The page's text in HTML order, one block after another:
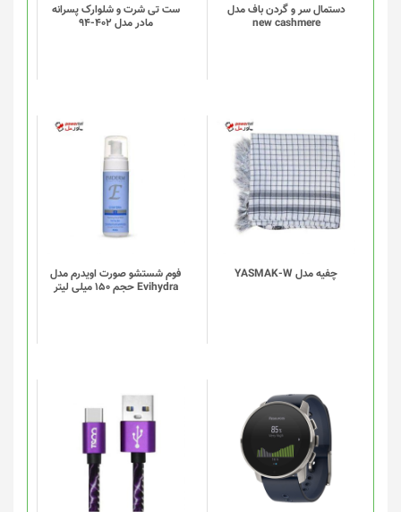
دستمال سر و گردن باف مدل
new cashmere
ست تی شرت و شلوارک پسرانه
مادر مدل 402-94
چفیه مدل YASMAK-W
فوم شستشو صورت اویدرم مدل
Evihydra حجم 150 میلی لیتر
این
محصول
دارای
انواع
مختلفی
می